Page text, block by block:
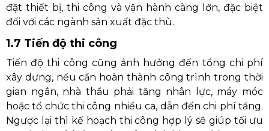
đặt thiết bị, thi công và vận hành càng lớn, đặc biệt
đối với các ngành sản xuất đặc thù.
1.7 Tiến độ thi công
Tiến độ thi công cũng ảnh hưởng đến tổng chi phí
xây dựng, nếu cần hoàn thành công trình trong thời
gian ngắn, nhà thầu phải tăng nhân lực, máy móc
hoặc tổ chức thi công nhiều ca, dẫn đến chi phí tăng.
Ngược lại thì kế hoạch thi công hợp lý sẽ giúp tối ưu